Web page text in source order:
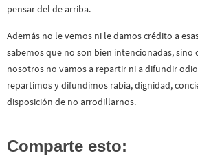
pensar del de arriba.
Además no le vemos ni le damos crédito a
sabemos que no son bien intencionadas, sino
nosotros no vamos a repartir ni a difundir
repartimos y difundimos rabia, dignidad,
disposición de no arrodillarnos.
Comparte esto: